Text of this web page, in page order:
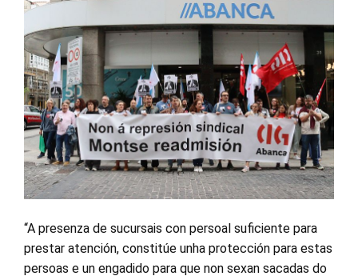
“A presenza de sucursais con persoal suficiente para
prestar atención, constitúe unha protección para estas
persoas e un engadido para que non sexan sacadas do